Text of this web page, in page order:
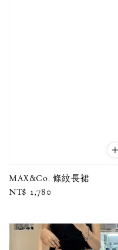
MAX&Co. 條紋長裙
Regular
NT$ 1,780